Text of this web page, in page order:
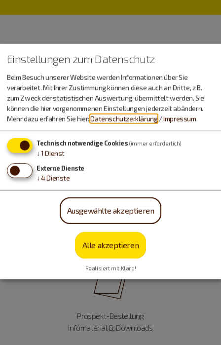
Service +49 8421 9876-0
geschlossen, öffnet um 9 Uhr
Öffnungszeiten anzeigen
info@naturpark-altmuehltal.de
Wir freuen uns auf Ihre Nachricht.
Prospekt-Bestellung
Infomaterial & Downloads
Einstellungen zum Datenschutz
Beim Besuch unserer Website werden Informationen über Sie
verarbeitet. Mit Ihrer Zustimmung können diese auch an Dritte, z.B.
zum Zweck der statistischen Auswertung, übermittelt werden. Sie
können die hier vorgenommenen Einstellungen jederzeit abändern.
Mehr dazu erfahren Sie hier:Datenschutzerklärung /Impressum.
Technisch notwendige Cookies (immer erforderlich)
↓ 1 Dienst
Externe Dienste
↓ 4Dienste
Ausgewählte akzeptieren
Alle akzeptieren
Realisiert mit Klaro!